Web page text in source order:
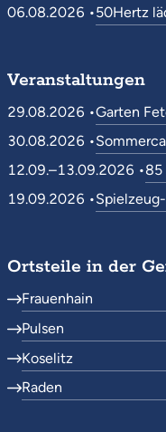
06.08.2026 •50Hertz
Veranstaltungen
29.08.2026 •Garten
30.08.2026 •
12.09.–13.09.2026 •85
19.09.2026 •
Ortsteile in der
Frauenhain
Pulsen
Koselitz
Raden